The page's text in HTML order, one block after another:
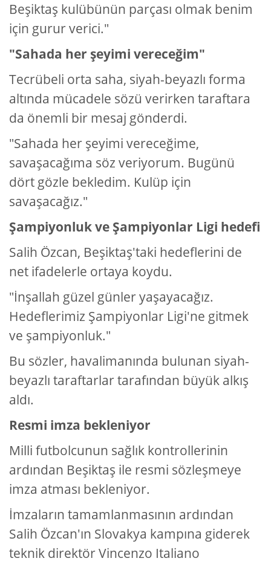
Beşiktaş kulübünün parçası olmak benim
için gurur verici."
"Sahada her şeyimi vereceğim"
Tecrübeli orta saha, siyah-beyazlı forma
altında mücadele sözü verirken taraftara
da önemli bir mesaj gönderdi.
"Sahada her şeyimi vereceğime,
savaşacağıma söz veriyorum. Bugünü
dört gözle bekledim. Kulüp için
savaşacağız."
Şampiyonluk ve Şampiyonlar Ligi hedefi
Salih Özcan, Beşiktaş'taki hedeflerini de
net ifadelerle ortaya koydu.
"İnşallah güzel günler yaşayacağız.
Hedeflerimiz Şampiyonlar Ligi'ne gitmek
ve şampiyonluk."
Bu sözler, havalimanında bulunan siyah-
beyazlı taraftarlar tarafından büyük alkış
aldı.
Resmi imza bekleniyor
Milli futbolcunun sağlık kontrollerinin
ardından Beşiktaş ile resmi sözleşmeye
imza atması bekleniyor.
İmzaların tamamlanmasının ardından
Salih Özcan'ın Slovakya kampına giderek
teknik direktör Vincenzo Italiano